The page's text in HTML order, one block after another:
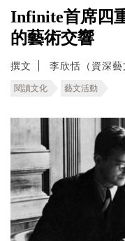
Infinite首席四
的藝術交響
撰文 李欣恬（資深藝
閱讀文化 藝文活動